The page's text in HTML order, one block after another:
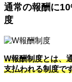
通常の報酬に
度
W報酬制度とは、
支払われる制度で